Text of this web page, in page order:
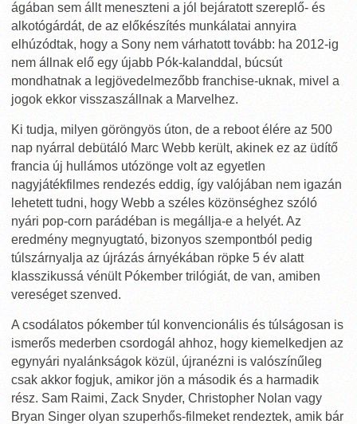
ágában sem állt meneszteni a jól bejáratott szereplő- és
alkotógárdát, de az előkészítés munkálatai annyira
elhúzódtak, hogy a Sony nem várhatott tovább: ha 2012-ig
nem állnak elő egy újabb Pók-kalanddal, búcsút
mondhatnak a legjövedelmezőbb franchise-uknak, mivel a
jogok ekkor visszaszállnak a Marvelhez.
Ki tudja, milyen göröngyös úton, de a reboot élére az 500
nap nyárral debütáló Marc Webb került, akinek ez az üdítő
francia új hullámos utózönge volt az egyetlen
nagyjátékfilmes rendezés eddig, így valójában nem igazán
lehetett tudni, hogy Webb a széles közönséghez szóló
nyári pop-corn parádéban is megállja-e a helyét. Az
eredmény megnyugtató, bizonyos szempontból pedig
túlszárnyalja az újrázás árnyékában röpke 5 év alatt
klasszikussá vénült Pókember trilógiát, de van, amiben
vereséget szenved.
A csodálatos pókember túl konvencionális és túlságosan is
ismerős mederben csordogál ahhoz, hogy kiemelkedjen az
egynyári nyalánkságok közül, újranézni is valószínűleg
csak akkor fogjuk, amikor jön a második és a harmadik
rész. Sam Raimi, Zack Snyder, Christopher Nolan vagy
Bryan Singer olyan szuperhős-filmeket rendeztek, amik bár